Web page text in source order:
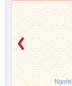
Người